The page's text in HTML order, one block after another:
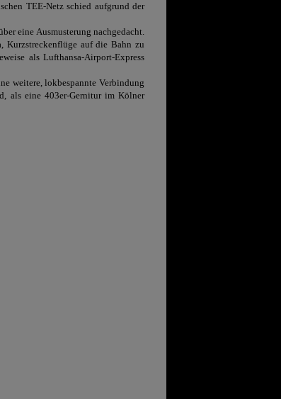
TEE-Netz schied aufgrund der
eine Ausmusterung nachgedacht.
Kurzstreckenflüge auf die Bahn zu
als Lufthansa-Airport-Express
weitere, lokbespannte Verbindung
als eine 403er-Gernitur im Kölner